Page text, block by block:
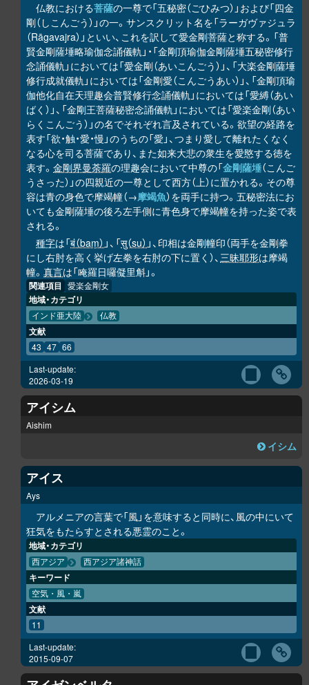
仏教における菩薩の一尊で「五秘密（ごひみつ）」および「四金
剛（しこんごう）」の一。サンスクリット名を「ラーガヴァジュラ
（Rāgavajra）」といい、これを訳して愛金剛菩薩と称する。「普
賢金剛薩埵略瑜伽念誦儀軌」・「金剛頂瑜伽金剛薩埵五秘密修行
念誦儀軌」においては「愛金剛（あいこんごう）」、「大楽金剛薩埵
修行成就儀軌」においては「金剛愛（こんごうあい）」、「金剛頂瑜
伽他化自在天理趣会普賢修行念誦儀軌」においては「愛縛（あい
ばく）」、「金剛王菩薩秘密念誦儀軌」においては「愛楽金剛（あい
らくこんごう）」の名でそれぞれ言及されている。欲望の経路を
表す「欲・触・愛・慢」のうちの「愛」、つまり愛して離れたくなく
なる心を司る菩薩であり、また如来大悲の衆生を愛愍する徳を
表す。 金剛界曼荼羅の理趣会において中尊の「金剛薩埵（こんご
うさった）」の四親近の一尊として西方（上）に置かれる。その尊
容は青の身色で摩竭幢（→摩竭魚）を両手に持つ。五秘密法にお
いても金剛薩埵の後ろ左手側に青色身で摩竭幢を持った姿で表
される。
種字は「बं（baṃ） 」、「सु（su） 」、印相は金剛幢印（両手を金剛拳
にし右肘を高く挙げ左拳を右肘の下に置く）、三昧耶形は摩竭
幢。 真言は「唵羅日囉儗里斛」。
関連項目 愛楽金剛女
地域・カテゴリ
インド亜大陸 仏教
文献
43 47 66
Last-update:
2026-03-19
アイシム
Aishim
イシム
アイス
Ays
アルメニアの言葉で「風」を意味すると同時に、風の中にいて
狂気をもたらすとされる悪霊のこと。
地域・カテゴリ
西アジア 西アジア諸神話
キーワード
空気・風・嵐
文献
11
Last-update:
2015-09-07